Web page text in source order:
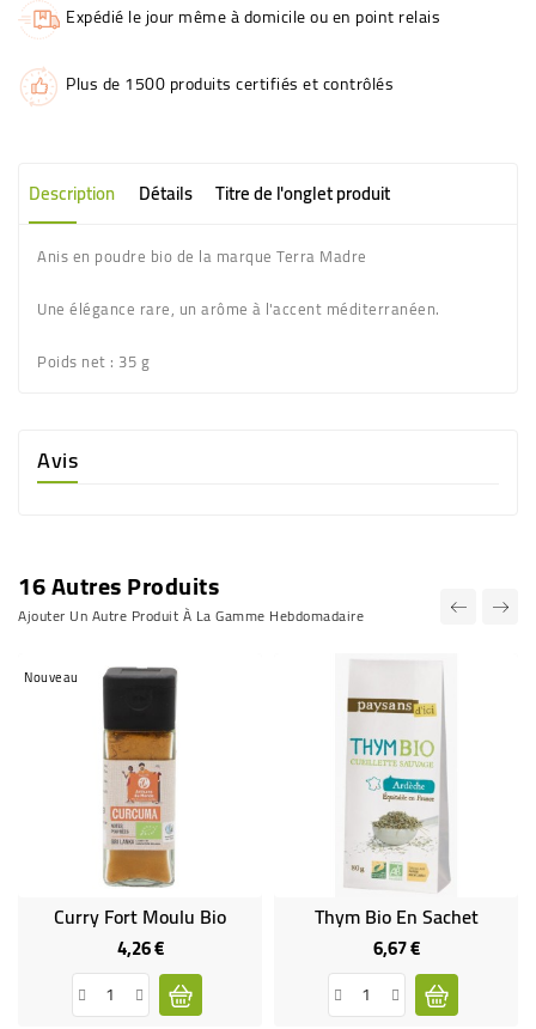
Expédié le jour même à domicile ou en point relais
Plus de 1500 produits certifiés et contrôlés
Description Détails Titre de l'onglet produit
Anis en poudre bio de la marque Terra Madre
Une élégance rare, un arôme à l'accent méditerranéen.
Poids net : 35 g
Avis
16 Autres Produits
Ajouter Un Autre Produit À La Gamme Hebdomadaire
Nouveau
Curry Fort Moulu Bio
4,26 €Prix
Thym Bio En Sachet
6,67 €Prix